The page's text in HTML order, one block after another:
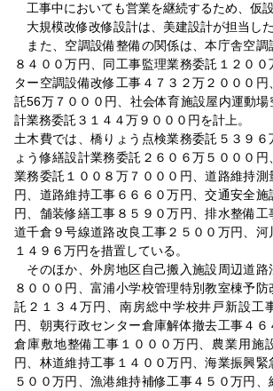
工事中においても営業を継続するため、仮設
大規模改修改修設計は、美建設計が担当した
また、空調設備整備の関係は、本庁舎空調
８４００万円、同工事監理業務委託１２０
ター空調設備改修工事４７３２万２０００
託56万７０００円、社会体育施設屋内運動
計業務委託３１４４万９０００円を計上。
土木費では、橋りょう点検業務委託５３９６
ょう修繕設計業務委託２６０６万５０００
業務委託１００８万７０００円、道路維持
円、道路維持工事６６６０万円、交通安全
円、舗装修繕工事８５９０万円、排水整備
道千倉９号線道路改良工事２５００万円、
１４９６万円を措置している。
そのほか、外房地区自己搬入施設周辺道路
８０００円、富浦小学校管理特別教室棟予
託２１３４万円、南房総中学校井戸新設工
円、朝夷行政センター倉庫解体撤去工事４６
倉庫敷地整備工事１０００万円、農業用施
円、林道維持工事１４００万円、海業振興
５００万円、漁港維持補修工事４５０万円